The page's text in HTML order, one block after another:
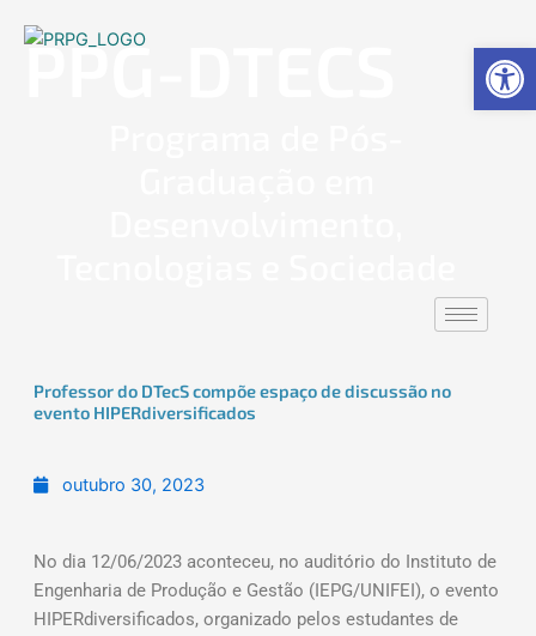
paraPPG-DTECS
Professor do DTecS compõe espaço de discussão no
evento HIPERdiversificados
outubro 30, 2023
No dia 12/06/2023 aconteceu, no auditório do Instituto de
Engenharia de Produção e Gestão (IEPG/UNIFEI), o evento
HIPERdiversificados, organizado pelos estudantes de